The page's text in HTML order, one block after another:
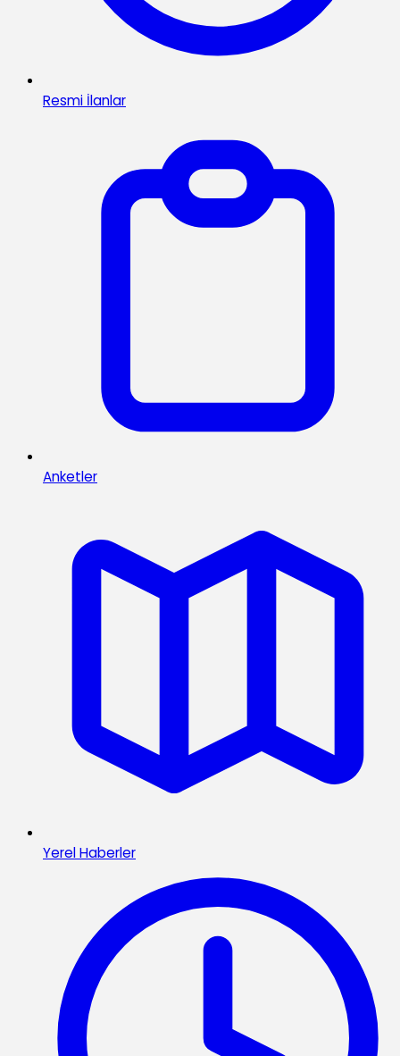
Resmi İlanlar
Anketler
Yerel Haberler